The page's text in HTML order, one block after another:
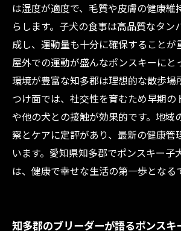
は湿度が適度で、毛質や皮膚の健康維
らします。子犬の食事は高品質なタン
成し、運動量も十分に確保することが
屋外での運動が盛んなポンスキーにと
環境が豊富な知多郡は理想的な散歩場
つけ面では、社交性を育むため早期の
や他の犬との接触が効果的です。地域
察とケアに定評があり、最新の健康管
います。愛知県知多郡でポンスキー子
は、健康で幸せな生活の第一歩となる
知多郡のブリーダーが語るポンスキ